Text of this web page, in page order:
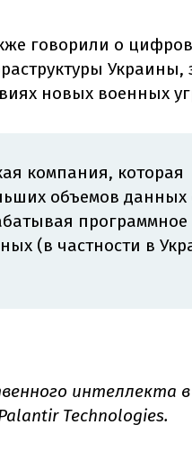
говорили о
Украины,
новых военных
компания, которая
объемов
программное
(в частности в
интеллекта
Technologies.